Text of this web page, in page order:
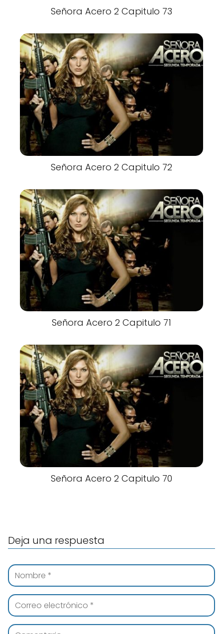
Señora Acero 2 Capitulo 73
Señora Acero 2 Capitulo 72
Señora Acero 2 Capitulo 71
Señora Acero 2 Capitulo 70
Deja una respuesta